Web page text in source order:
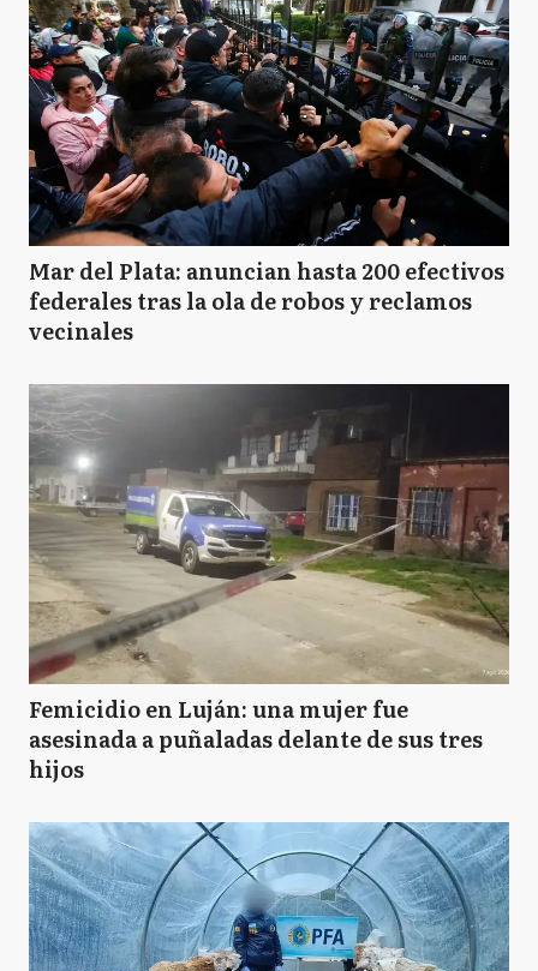
Mar del Plata: anuncian hasta 200 efectivos
federales tras la ola de robos y reclamos
vecinales
Femicidio en Luján: una mujer fue
asesinada a puñaladas delante de sus tres
hijos